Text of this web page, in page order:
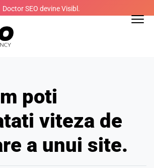
Doctor SEO devine Visibl.
poti
viteza de
a unui site.